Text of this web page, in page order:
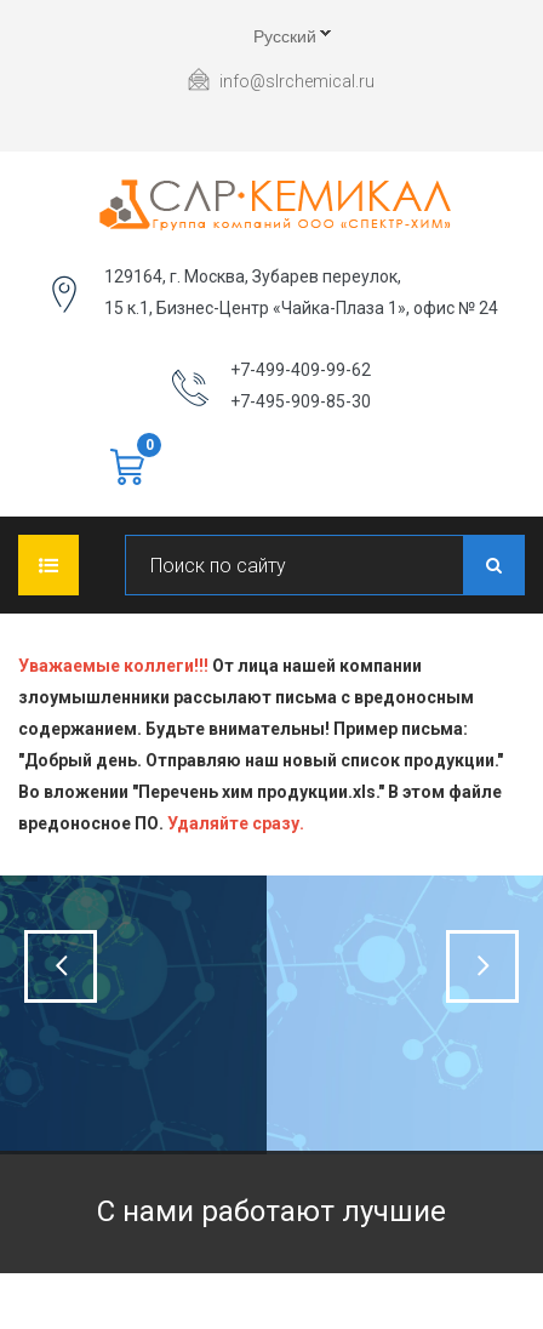
Русский
info@slrchemical.ru
129164, г. Москва, Зубарев переулок,
15 к.1, Бизнес-Центр «Чайка-Плаза 1», офис № 24
+7-499-409-99-62
+7-495-909-85-30
0
О КОМПАНИИ
ПРОДУКЦИЯ
Блескообразующие добавки
Индикаторы
Кислоты
Пищевая химия для производств
СТАТЬИ
ДОСТАВКА
СЕРТИФИКАТЫ
КОНТАКТЫ
Уважаемые коллеги!!! От лица нашей компании
злоумышленники рассылают письма с вредоносным
содержанием. Будьте внимательны! Пример письма:
"Добрый день. Отправляю наш новый список продукции."
Во вложении "Перечень хим продукции.xls." В этом файле
вредоносное ПО. Удаляйте сразу.
С нами работают лучшие